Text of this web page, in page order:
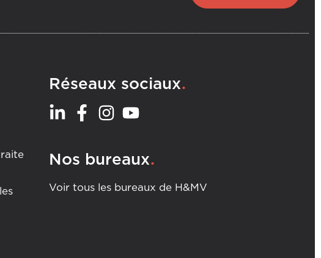
Réseaux sociaux.
Nos bureaux.
Voir tous les bureaux de H&MV